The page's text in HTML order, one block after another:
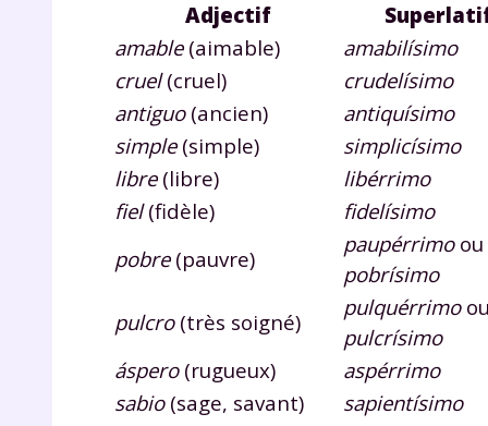
Adjectif
amable(aimable)
amabilísimo
cruel(cruel)
crudelísimo
antiguo(ancien)
antiquísimo
simple(simple)
simplicísimo
libre(libre)
libérrimo
fiel(fidèle)
fidelísimo
pobre(pauvre)
paupérrimoou
pobrísimo
pulcro(très soigné)
pulquérrimoou
pulcrísimo
áspero(rugueux)
aspérrimo
sabio(sage, savant)
sapientísimo
vos
Votre